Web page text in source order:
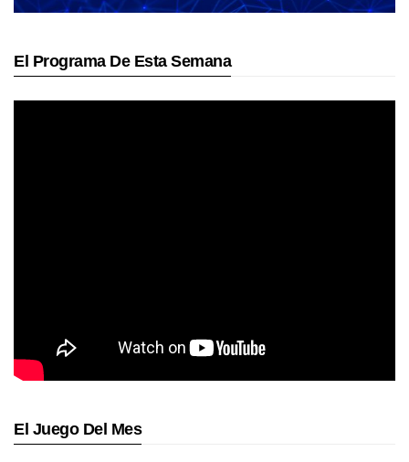
El Programa De Esta Semana
El Juego Del Mes